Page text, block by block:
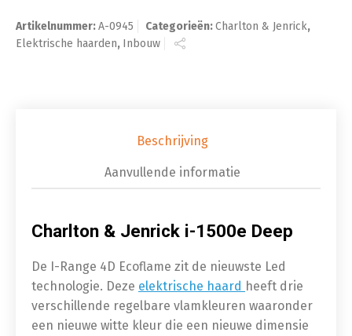
Artikelnummer:A-0945 Categorieën:Charlton & Jenrick,
Elektrische haarden, Inbouw
Beschrijving
Aanvullende informatie
Charlton & Jenrick i-1500e Deep
De I-Range 4D Ecoflame zit de nieuwste Led
technologie. Deze elektrische haard heeft drie
verschillende regelbare vlamkleuren waaronder
een nieuwe witte kleur die een nieuwe dimensie